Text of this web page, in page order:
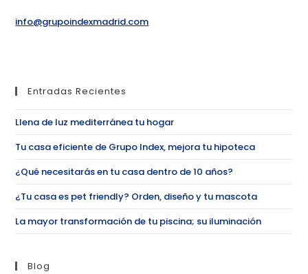
info@grupoindexmadrid.com
Entradas Recientes
Llena de luz mediterránea tu hogar
Tu casa eficiente de Grupo Index, mejora tu hipoteca
¿Qué necesitarás en tu casa dentro de 10 años?
¿Tu casa es pet friendly? Orden, diseño y tu mascota
La mayor transformación de tu piscina; su iluminación
Blog